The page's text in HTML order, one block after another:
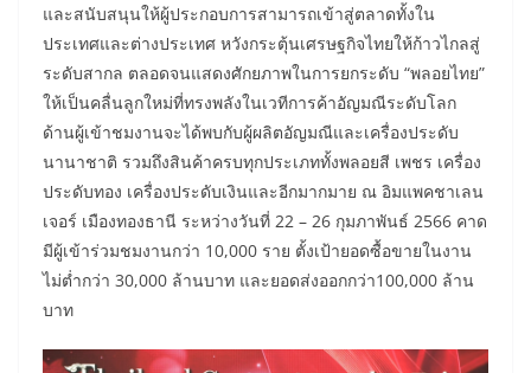
และสนับสนุนให้ผู้ประกอบการสามารถเข้าสู่ตลาดทั้งใน
ประเทศและต่างประเทศ หวังกระตุ้นเศรษฐกิจไทยให้ก้าวไกลสู่
ระดับสากล ตลอดจนแสดงศักยภาพในการยกระดับ “พลอยไทย”
ให้เป็นคลื่นลูกใหม่ที่ทรงพลังในเวทีการค้าอัญมณีระดับโลก
ด้านผู้เข้าชมงานจะได้พบกับผู้ผลิตอัญมณีและเครื่องประดับ
นานาชาติ รวมถึงสินค้าครบทุกประเภททั้งพลอยสี เพชร เครื่อง
ประดับทอง เครื่องประดับเงินและอีกมากมาย ณ อิมแพคชาเลน
เจอร์ เมืองทองธานี ระหว่างวันที่ 22 – 26 กุมภาพันธ์ 2566 คาด
มีผู้เข้าร่วมชมงานกว่า 10,000 ราย ตั้งเป้ายอดซื้อขายในงาน
ไม่ต่ำกว่า 30,000 ล้านบาท และยอดส่งออกกว่า100,000 ล้าน
บาท